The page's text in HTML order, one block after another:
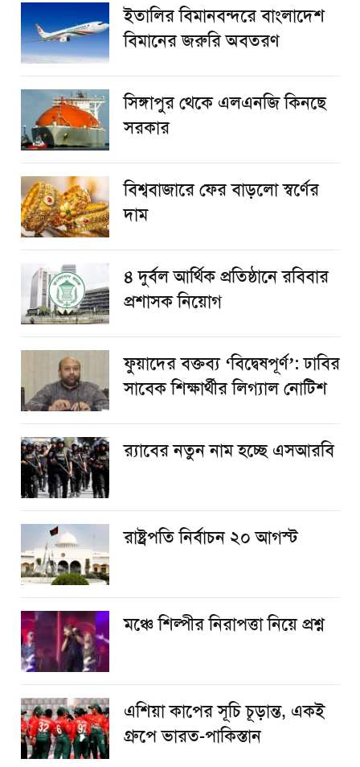
ইতালির বিমানবন্দরে বাংলাদেশ
বিমানের জরুরি অবতরণ
সিঙ্গাপুর থেকে এলএনজি কিনছে
সরকার
বিশ্ববাজারে ফের বাড়লো স্বর্ণের
দাম
৪ দুর্বল আর্থিক প্রতিষ্ঠানে রবিবার
প্রশাসক নিয়োগ
ফুয়াদের বক্তব্য ‘বিদ্বেষপূর্ণ’: ঢাবির
সাবেক শিক্ষার্থীর লিগ্যাল নোটিশ
র‌্যাবের নতুন নাম হচ্ছে এসআরবি
রাষ্ট্রপতি নির্বাচন ২০ আগস্ট
​মঞ্চে শিল্পীর নিরাপত্তা নিয়ে প্রশ্ন
এশিয়া কাপের সূচি চূড়ান্ত, একই
গ্রুপে ভারত-পাকিস্তান